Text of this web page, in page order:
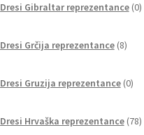
Dresi Gibraltar reprezentance 0
Dresi Grčija reprezentance 8
Dresi Gruzija reprezentance 0
Dresi Hrvaška reprezentance 78